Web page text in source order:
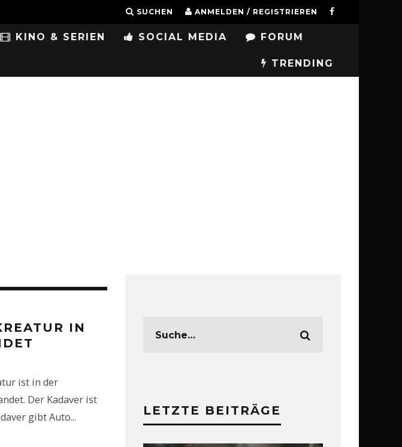
SUCHEN ANMELDEN / REGISTRIEREN
KINO & SERIEN SOCIAL MEDIA FORUM
TRENDING
IN
ist in der
Der Kadaver ist
gibt Auto... LETZTE BEITRÄGE